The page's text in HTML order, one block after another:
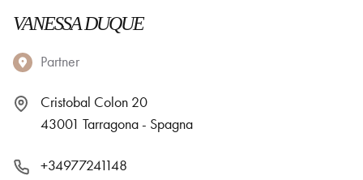
VANESSA DUQUE
Partner
Cristobal Colon 20
43001 Tarragona - Spagna
+34977241148